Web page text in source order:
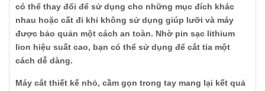
có thể thay đổi để sử dụng cho những mục đích khác
nhau hoặc cất đi khi không sử dụng giúp lưỡi và máy
được bảo quản một cách an toàn. Nhờ pin sạc lithium
lion hiệu suất cao, bạn có thể sử dụng để cắt tỉa một
cách dễ dàng.
Máy cắt thiết kế nhỏ, cầm gọn trong tay mang lại kết quả